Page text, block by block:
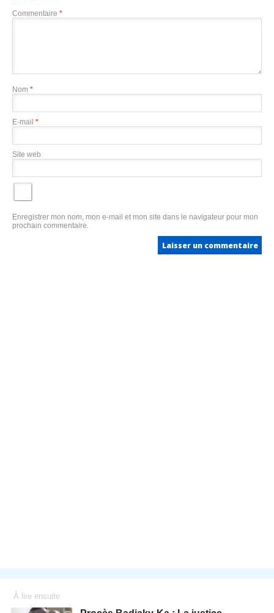
Commentaire *
Nom *
E-mail *
Site web
Enregistrer mon nom, mon e-mail et mon site dans le navigateur pour mon
prochain commentaire.
À lire ensuite